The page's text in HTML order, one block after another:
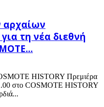
αρχαίων
τη νέα διεθνή
HISTORY Πρεμιέρα
στο COSMOTE HISTORY